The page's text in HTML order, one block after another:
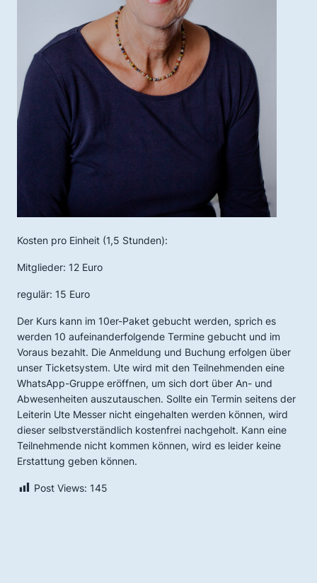
Kosten pro Einheit (1,5 Stunden):
Mitglieder: 12 Euro
regulär: 15 Euro
Der Kurs kann im 10er-Paket gebucht werden, sprich es
werden 10 aufeinanderfolgende Termine gebucht und im
Voraus bezahlt. Die Anmeldung und Buchung erfolgen über
unser Ticketsystem. Ute wird mit den Teilnehmenden eine
WhatsApp-Gruppe eröffnen, um sich dort über An- und
Abwesenheiten auszutauschen. Sollte ein Termin seitens der
Leiterin Ute Messer nicht eingehalten werden können, wird
dieser selbstverständlich kostenfrei nachgeholt. Kann eine
Teilnehmende nicht kommen können, wird es leider keine
Erstattung geben können.
Post Views: 145